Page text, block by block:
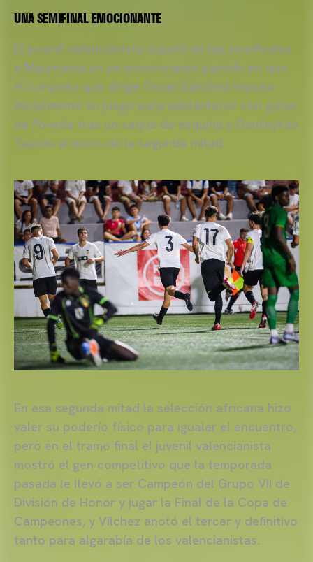
UNA SEMIFINAL EMOCIONANTE
El juvenil valencianista superó en las semifinales
a Mauritania en un emocionante partido en que
el conjunto que dirige Óscar Sánchez impuso
inicialmente su juego para adelantarse con goles
de Poveda tras un saque de esquina y Dominykas
Taucas al inicio de la segunda mitad.
En esa segunda mitad la selección africana hizo
valer su poderío físico para igualar el encuentro,
pero en el tramo final el juvenil valencianista
mostró el gen competitivo que la temporada
pasada le llevó a ser Campeón del Grupo VII de
División de Honor y jugar la Final de la Copa de
Campeones, y Vílchez anotó el tercer y definitivo
tanto para algarabía de los valencianistas.